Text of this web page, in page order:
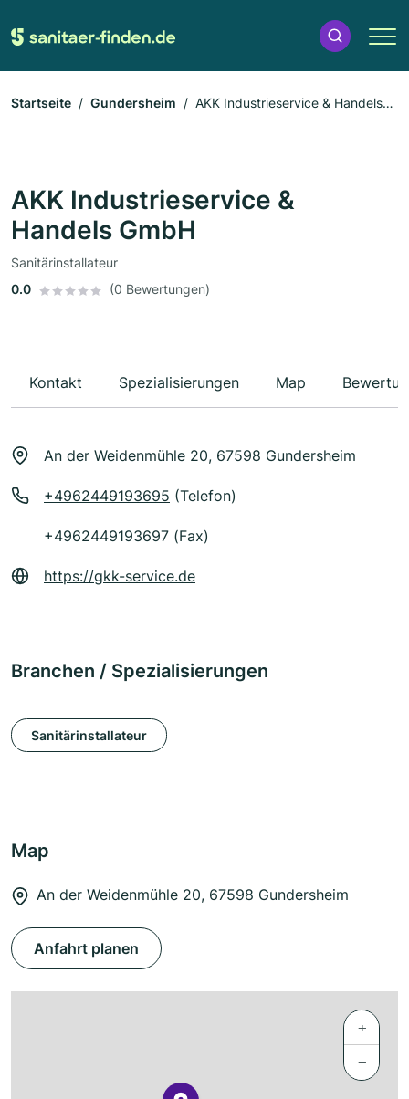
Startseite Gundersheim
AKK Industrieservice & Handels
AKK Industrieservice &
Handels GmbH
Sanitärinstallateur
0.0
(0 Bewertungen)
Kontakt Spezialisierungen Map
An der Weidenmühle 20, 67598 Gundersheim
+4962449193695 (Telefon)
+4962449193697 (Fax)
https://gkk-service.de
Branchen / Spezialisierungen
Sanitärinstallateur
Map
An der Weidenmühle 20, 67598 Gundersheim
Anfahrt planen
+
−